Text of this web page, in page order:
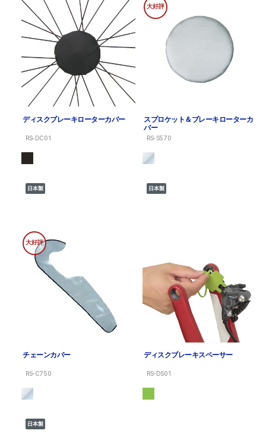
ディスクブレーキローターカバー
RS-DC01
日本製
大好評
スプロケット＆ブレーキローターカ
バー
RS-S570
日本製
大好評
チェーンカバー
RS-C750
日本製
ディスクブレーキスペーサー
RS-DS01